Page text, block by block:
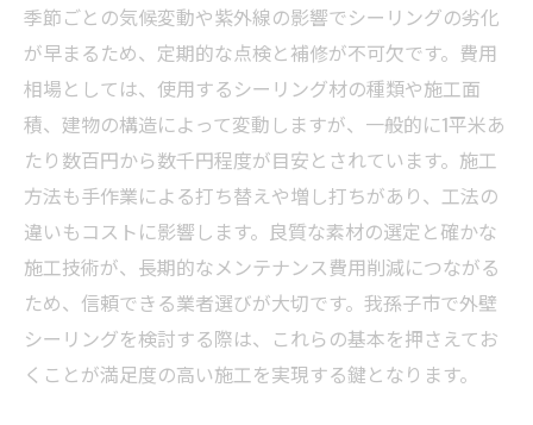
賢くメンテナンスを始めよう
季節ごとの気候変動や紫外線の影響でシーリングの劣化
が早まるため、定期的な点検と補修が不可欠です。費用
相場としては、使用するシーリング材の種類や施工面
積、建物の構造によって変動しますが、一般的に1平米あ
たり数百円から数千円程度が目安とされています。施工
方法も手作業による打ち替えや増し打ちがあり、工法の
違いもコストに影響します。良質な素材の選定と確かな
施工技術が、長期的なメンテナンス費用削減につながる
ため、信頼できる業者選びが大切です。我孫子市で外壁
シーリングを検討する際は、これらの基本を押さえてお
くことが満足度の高い施工を実現する鍵となります。